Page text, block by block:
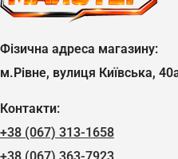
Фізична адреса магазину:
м.Рівне, вулиця Київська,
Контакти:
+38 (067) 313-1658